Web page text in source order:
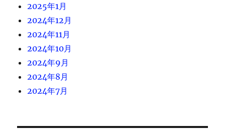
2025年1月
2024年12月
2024年11月
2024年10月
2024年9月
2024年8月
2024年7月